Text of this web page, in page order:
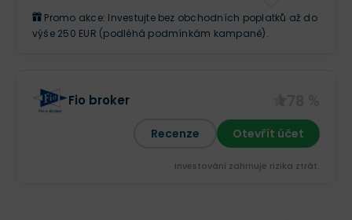
Promo akce: Investujte bez obchodních poplatků až do
výše 250 EUR (podléhá podmínkám kampaně).
Fio broker
Recenze Otevřít účet
Investování zahrnuje rizika ztrát.‎